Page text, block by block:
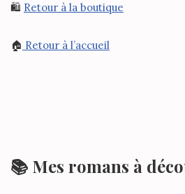
🛍️ Retour à la boutique
🏠 Retour à l’accueil
📚 Mes romans à